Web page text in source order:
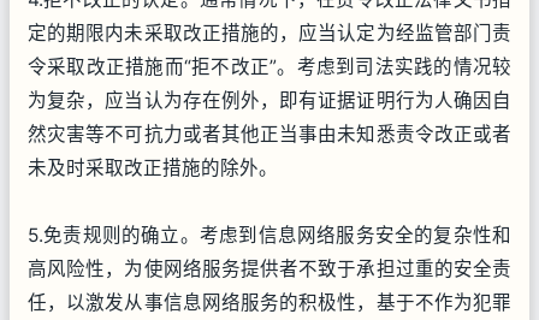
定的期限内未采取改正措施的，应当认定为经监管部门责
令采取改正措施而“拒不改正”。考虑到司法实践的情况较
为复杂，应当认为存在例外，即有证据证明行为人确因自
然灾害等不可抗力或者其他正当事由未知悉责令改正或者
未及时采取改正措施的除外。
5.免责规则的确立。考虑到信息网络服务安全的复杂性和
高风险性，为使网络服务提供者不致于承担过重的安全责
任，以激发从事信息网络服务的积极性，基于不作为犯罪